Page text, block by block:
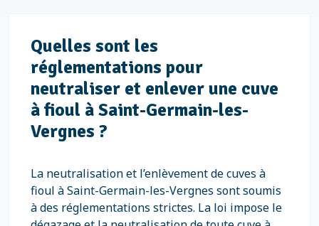
Quelles sont les
réglementations pour
neutraliser et enlever une cuve
à fioul à Saint-Germain-les-
Vergnes ?
La neutralisation et l’enlèvement de cuves à
fioul à Saint-Germain-les-Vergnes sont soumis
à des réglementations strictes. La loi impose le